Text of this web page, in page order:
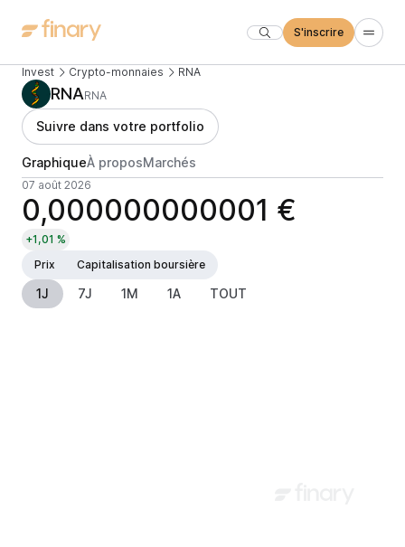
S'inscrire
Invest Crypto-monnaies RNA
RNARNA
Suivre dans votre portfolio
GraphiqueÀ proposMarchés
07 août 2026
0,000000000001 €
+1,01 %
Prix
Capitalisation boursière
1J 7J 1M 1A TOUT